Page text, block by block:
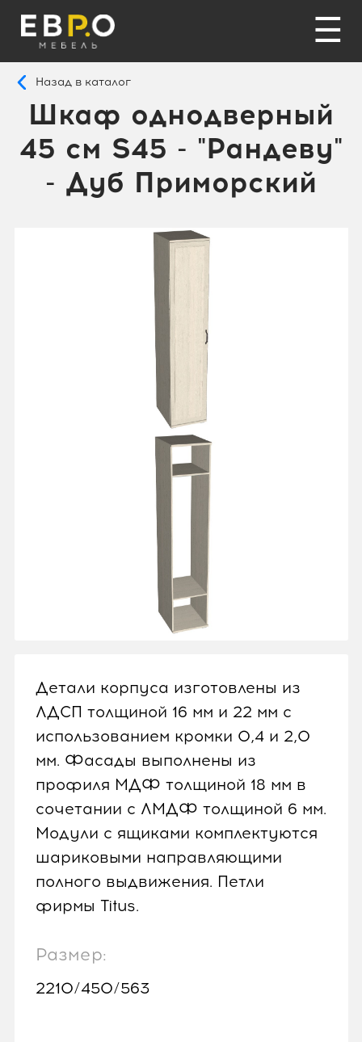
☰
Назад в каталог
Шкаф однодверный
45 см S45 - "Рандеву"
- Дуб Приморский
Детали корпуса изготовлены из
ЛДСП толщиной 16 мм и 22 мм с
использованием кромки 0,4 и 2,0
мм. Фасады выполнены из
профиля МДФ толщиной 18 мм в
сочетании с ЛМДФ толщиной 6 мм.
Модули с ящиками комплектуются
шариковыми направляющими
полного выдвижения. Петли
фирмы Titus.
Размер:
2210/450/563